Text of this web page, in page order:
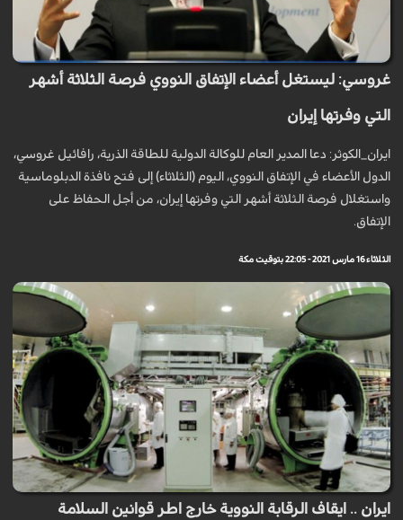
غروسي: ليستغل أعضاء الإتفاق النووي فرصة الثلاثة أشهر
التي وفرتها إيران
ايران_الكوثر: دعا المدير العام للوكالة الدولية للطاقة الذرية، رافائيل غروسي،
الدول الأعضاء في الإتفاق النووي، اليوم (الثلاثاء) إلى فتح نافذة الدبلوماسية
واستغلال فرصة الثلاثة أشهر التي وفرتها إيران، من أجل الحفاظ على
الإتفاق.
الثلاثاء 16 مارس 2021 - 22:05 بتوقيت مكة
ايران .. ايقاف الرقابة النووية خارج اطر قوانين السلامة